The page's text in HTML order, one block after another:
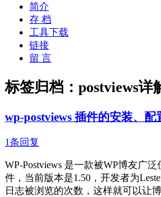
简介
存 档
工具下载
链接
留 言
标签归档： postviews详
wp-postviews 插件的安装、配
1条回复
WP-Postviews 是一款被WP博友广
件，当前版本是1.50，开发者为
日志被浏览的次数，这样就可以让